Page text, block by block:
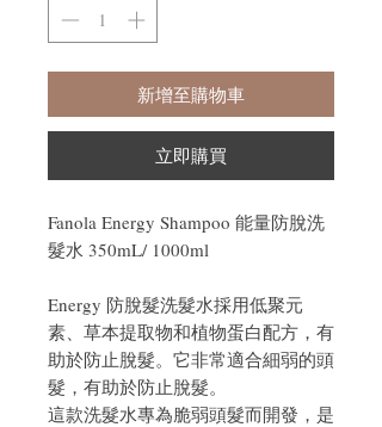
新增至購物車
立即購買
Fanola Energy Shampoo 能量防脫洗
髮水 350mL/ 1000ml
Energy 防脫髮洗髮水採用低聚元
素、草本提取物和植物蛋白配方，有
助於防止脫髮。它非常適合細弱的頭
髮，有助於防止脫髮。
這款洗髮水專為脆弱頭髮而開發，是